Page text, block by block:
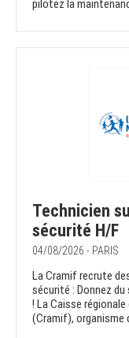
pilotez la
Technicien
sécurité H/F
04/08/2026 - PARIS
La Cramif recrute
sécurité : Donnez
! La Caisse
(Cramif), organisme